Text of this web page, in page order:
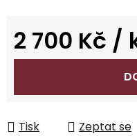
2 700 Kč /
Měrná cena:
Tisk Zeptat se